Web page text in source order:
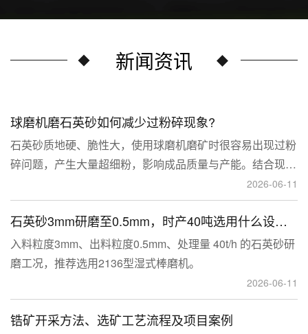
新闻资讯
球磨机磨石英砂如何减少过粉碎现象?
石英砂质地硬、脆性大，使用球磨机磨矿时很容易出现过粉
碎问题，产生大量超细粉，影响成品质量与产能。结合现场
生产经验，可通过工艺、研磨介质、运行参数、配套设备多
维度优化，改善该问题。
2026-06-11
石英砂3mm研磨至0.5mm，时产40吨选用什么设备？
入料粒度3mm、出料粒度0.5mm、处理量 40t/h 的石英砂研
磨工况，推荐选用2136型湿式棒磨机。
2026-06-11
锆矿开采方法、选矿工艺流程及项目案例